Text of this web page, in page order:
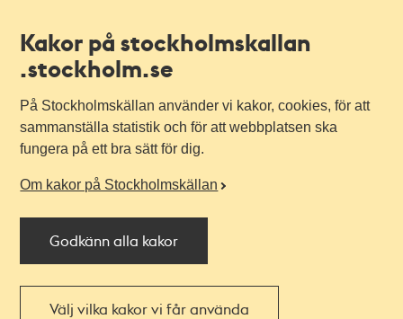
Kakor på stockholmskallan
.stockholm.se
På Stockholmskällan använder vi kakor, cookies, för att
sammanställa statistik och för att webbplatsen ska
fungera på ett bra sätt för dig.
Om kakor på Stockholmskällan
Godkänn alla kakor
Välj vilka kakor vi får använda